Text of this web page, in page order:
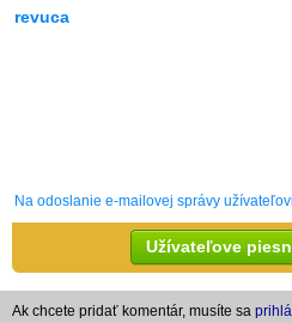
revuca
Na odoslanie e-mailovej správy
Užívateľove
Ak chcete pridať komentár, musíte sa